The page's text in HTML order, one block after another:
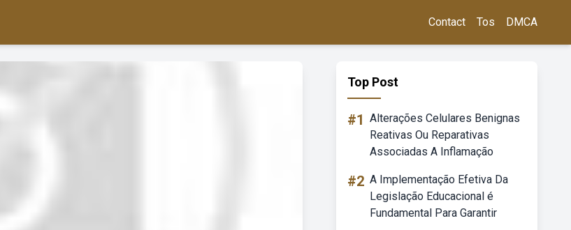
Contact Tos DMCA
Top Post
#1 Alterações Celulares Benignas
Reativas Ou Reparativas
Associadas A Inflamação
#2 A Implementação Efetiva Da
Legislação Educacional é
Fundamental Para Garantir